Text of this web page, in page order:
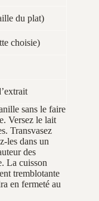
du plat)
choisie)
sans le faire
Versez le lait
Transvasez
les dans un
des
La cuisson
tremblotante
en fermeté au